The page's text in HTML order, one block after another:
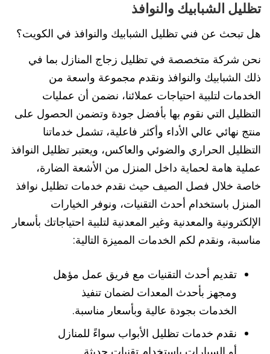
تظليل الشبابيك والنوافذ
هل تبحث عن فني تظليل الشبابيك والنوافذ في الكويت؟
نحن شركة متخصصة في تظليل زجاج المنازل بما في
ذلك الشبابيك والنوافذ ونقدم مجموعة واسعة من
الخدمات لتلبية احتياجات عملائنا، نضمن أن عمليات
التظليل التي نقوم بها بأفضل جودة وتضمن الحصول على
منتج نهائي عالي الأداء وأكثر فاعلية، تشمل خدماتنا
التظليل الحراري والضوئي والعاكس، ويعتبر تظليل النوافذ
عملية هامة لحماية داخل المنزل من الأشعة الضارة،
خاصة خلال فصل الصيف حيث نقدم خدمات تظليل نوافذ
المنزل باستخدام أحدث التقنيات، ونوفر الخيارات
الإلكترونية والمعدنية وغير المعدنية لتلبية احتياجاتك بأسعار
مناسبة، ونقدم لكم الخدمات المميزة التالية:
تقديم أحدث التقنيات مع فريق عمل مؤهل
ومجهز بأحدث المعدات لضمان تنفيذ
الخدمات بجودة عالية وبأسعار مناسبة.
نقدم خدمات تظليل الأبواب سواءً للمنازل